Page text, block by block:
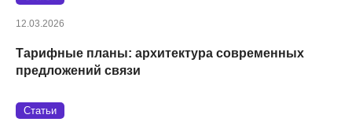
12.03.2026
Тарифные планы: архитектура современных
предложений связи
Статьи